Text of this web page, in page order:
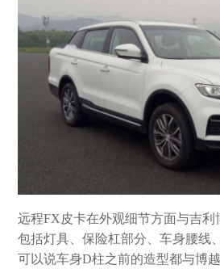
远程FX皮卡在外观细节方面与吉利
包括灯具、保险杠部分、车身腰线
可以说车身D柱之前的造型都与博